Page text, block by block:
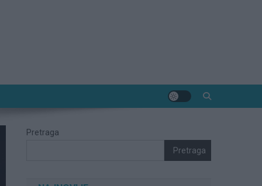
Pretraga
Pretraga